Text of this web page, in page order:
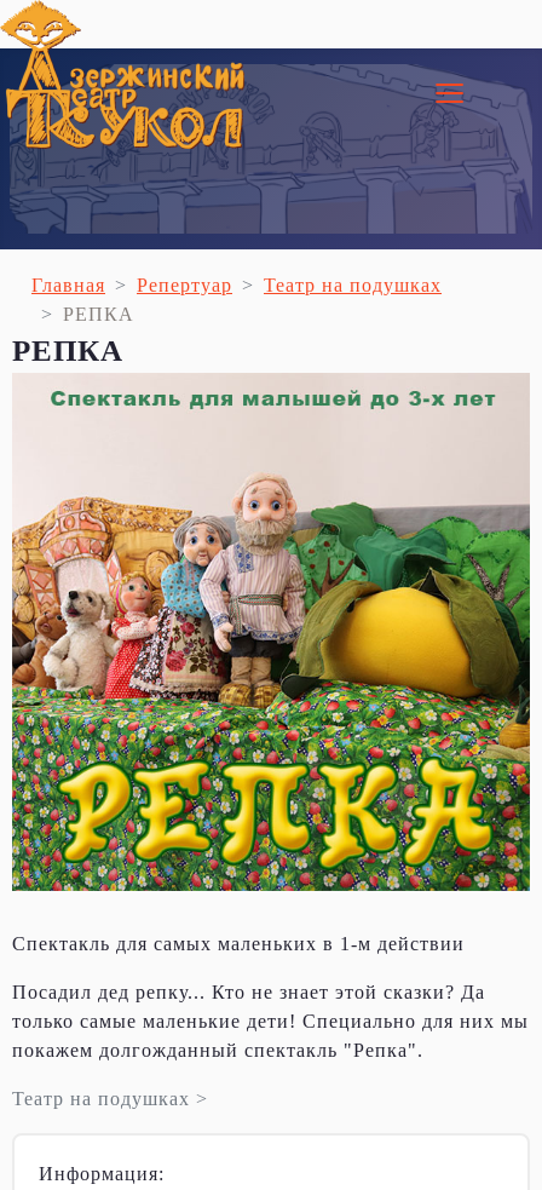
Главная Репертуар
Театр на подушках
РЕПКА
РЕПКА
Спектакль для самых маленьких в 1-м действии
Посадил дед репку... Кто не знает этой сказки? Да
только самые маленькие дети! Специально для них мы
покажем долгожданный спектакль "Репка".
Театр на подушках >
Информация:
≡